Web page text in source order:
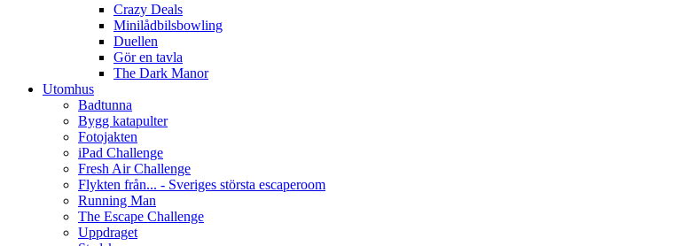
Crazy Deals
Minilådbilsbowling
Duellen
Gör en tavla
The Dark Manor
Utomhus
Badtunna
Bygg katapulter
Fotojakten
iPad Challenge
Fresh Air Challenge
Flykten från... - Sveriges största escaperoom
Running Man
The Escape Challenge
Uppdraget